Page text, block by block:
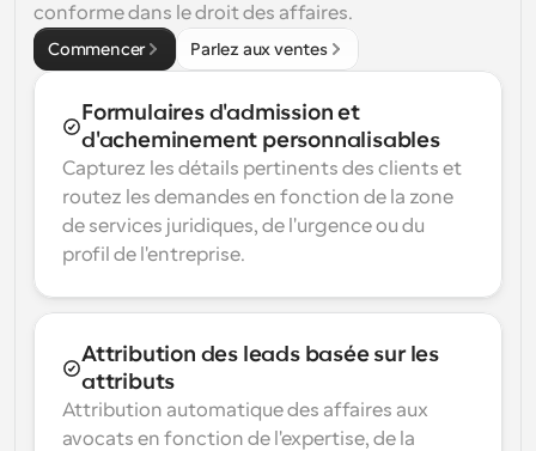
conforme dans le droit des affaires.
Commencer Parlez aux ventes
Formulaires d'admission et
d'acheminement personnalisables
Capturez les détails pertinents des clients et
routez les demandes en fonction de la zone
de services juridiques, de l'urgence ou du
profil de l'entreprise.
Attribution des leads basée sur les
attributs
Attribution automatique des affaires aux
avocats en fonction de l'expertise, de la